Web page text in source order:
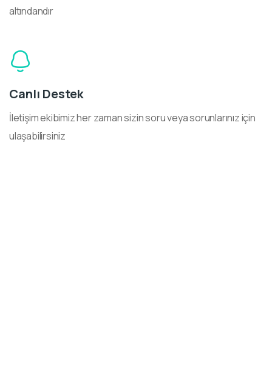
altındandır
Canlı Destek
İletişim ekibimiz her zaman sizin soru veya sorunlarınız için
ulaşabilirsiniz